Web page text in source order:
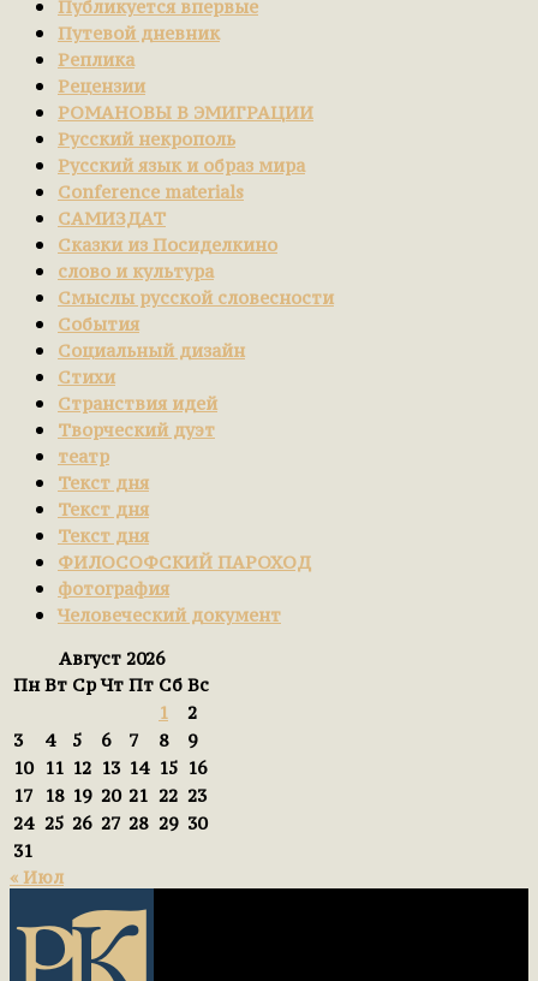
Публикуется впервые
Путевой дневник
Реплика
Рецензии
РОМАНОВЫ В ЭМИГРАЦИИ
Русский некрополь
Русский язык и образ мира
Сonference materials
САМИЗДАТ
Сказки из Посиделкино
слово и культура
Смыслы русской словесности
События
Социальный дизайн
Стихи
Странствия идей
Творческий дуэт
театр
Текст дня
Текст дня
Текст дня
ФИЛОСОФСКИЙ ПАРОХОД
фотография
Человеческий документ
Август 2026
Пн Вт Ср Чт Пт Сб Вс
1
2
3
4 5 6 7 8
9
10
11 12 13 14 15 16
17
18 19 20 21 22 23
24 25 26 27 28 29 30
31
« Июл